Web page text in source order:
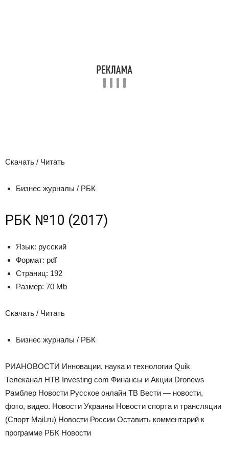
Скачать / Читать
Бизнес журналы / РБК
РБК №10 (2017)
Язык: русский
Формат: pdf
Страниц: 192
Размер: 70 Mb
Скачать / Читать
Бизнес журналы / РБК
РИАНОВОСТИ Инновации, наука и технологии Quik
Телеканал НТВ Investing com Финансы и Акции Dronews
Рамблер Новости Русское онлайн ТВ Вести — новости,
фото, видео. Новости Украины Новости спорта и трансляции
(Спорт Mail.ru) Новости России Оставить комментарий к
программе РБК Новости